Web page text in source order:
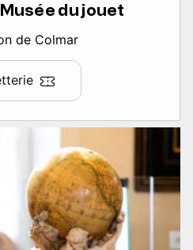
du jouet
de Colmar